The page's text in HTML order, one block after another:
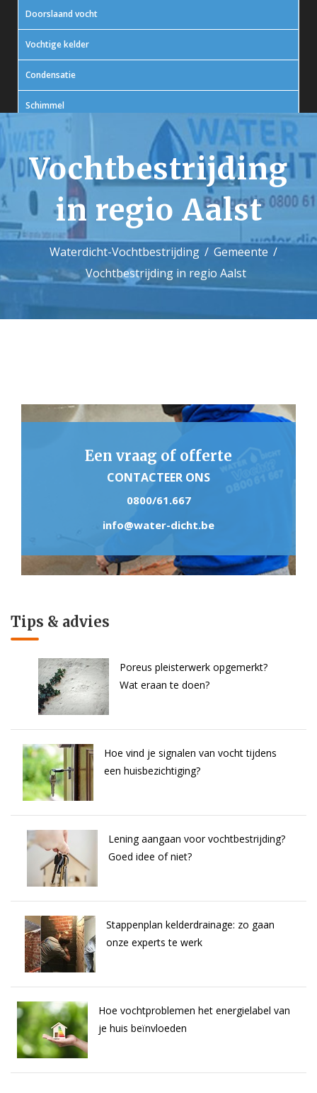
Doorslaand vocht
Vochtige kelder
Condensatie
Schimmel
In actie
Contact
Vochtbestrijding
in regio Aalst
Waterdicht-Vochtbestrijding
Gemeente
Vochtbestrijding in regio Aalst
Een vraag of offerte
CONTACTEER ONS
0800/61.667
info@water-dicht.be
Tips & advies
Poreus pleisterwerk opgemerkt?
Wat eraan te doen?
Hoe vind je signalen van vocht tijdens
een huisbezichtiging?
Lening aangaan voor vochtbestrijding?
Goed idee of niet?
Stappenplan kelderdrainage: zo gaan
onze experts te werk
Hoe vochtproblemen het energielabel van
je huis beïnvloeden